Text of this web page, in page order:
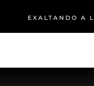
EXALTANDO A